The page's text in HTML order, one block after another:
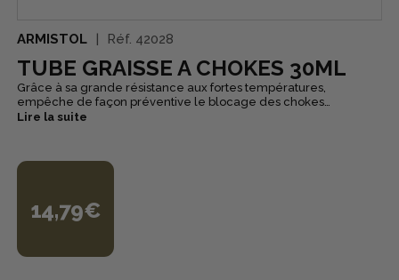
ARMISTOL Réf. 42028
TUBE GRAISSE A CHOKES 30ML
Grâce à sa grande résistance aux fortes températures,
empêche de façon préventive le blocage des chokes
interchangeables, rallonges de canons, facilite leur
Lire la suite
14,79€